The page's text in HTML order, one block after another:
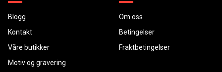
Blogg
Kontakt
Våre butikker
Motiv og gravering
Om oss
Betingelser
Fraktbetingelser